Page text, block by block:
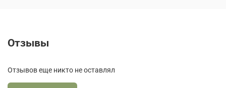
Отзывы
Отзывов еще никто не оставлял